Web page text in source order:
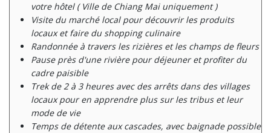
votre hôtel ( Ville de Chiang Mai uniquement )
Visite du marché local pour découvrir les produits
locaux et faire du shopping culinaire
Randonnée à travers les rizières et les champs de fleurs
Pause près d'une rivière pour déjeuner et profiter du
cadre paisible
Trek de 2 à 3 heures avec des arrêts dans des villages
locaux pour en apprendre plus sur les tribus et leur
mode de vie
Temps de détente aux cascades, avec baignade possible